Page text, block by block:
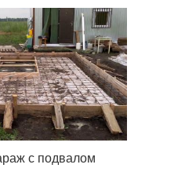
с подвалом